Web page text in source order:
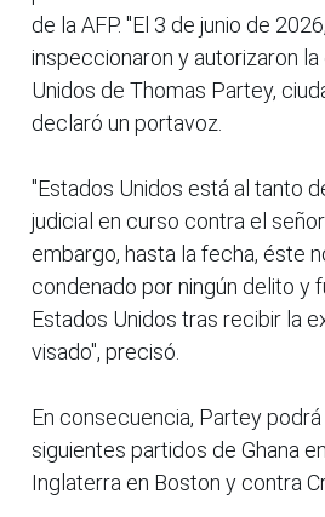
de la AFP. "El 3 de junio de
inspeccionaron y autorizaron
Unidos de Thomas Partey,
declaró un portavoz.
"Estados Unidos está al tanto
judicial en curso contra el
embargo, hasta la fecha, éste
condenado por ningún delito y
Estados Unidos tras recibir la
visado", precisó.
En consecuencia, Partey
siguientes partidos de Ghana
Inglaterra en Boston y contra